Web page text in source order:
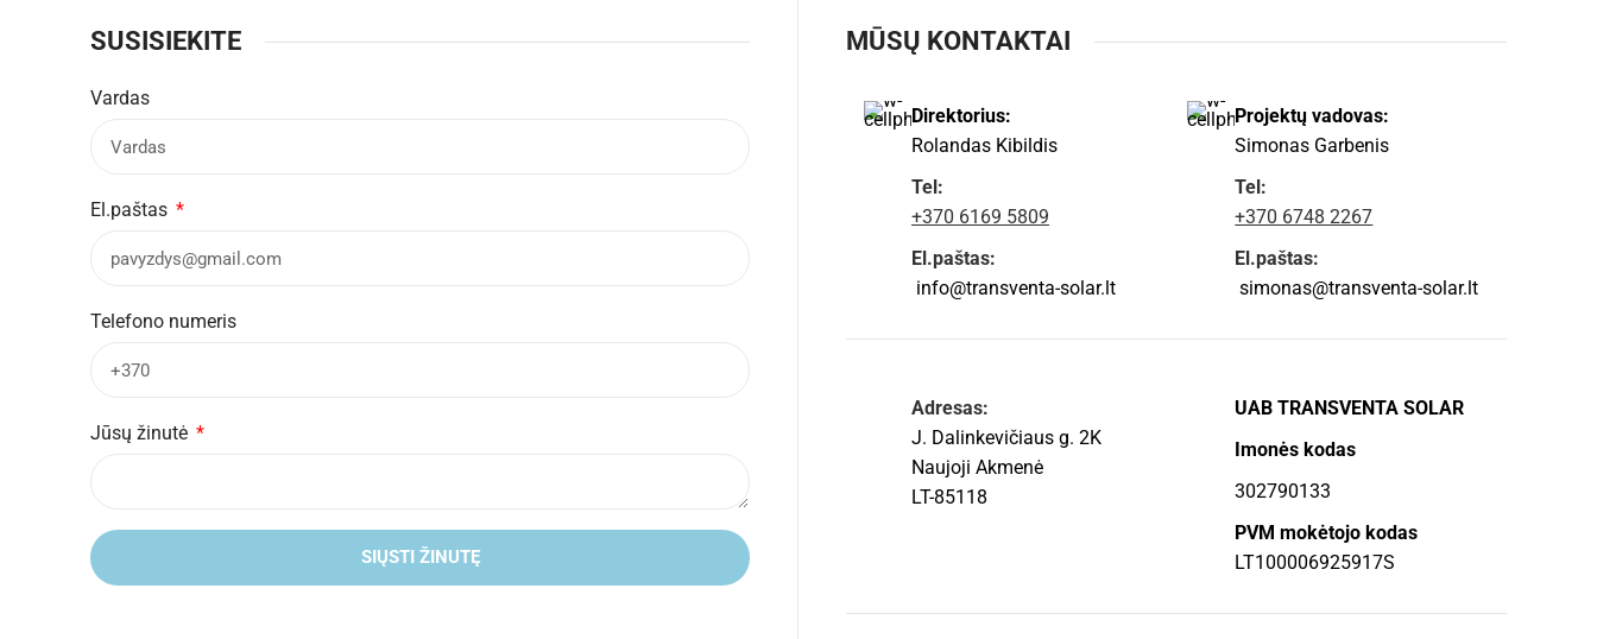
SUSISIEKITE
Vardas
El.paštas
Telefono numeris
Jūsų žinutė
SIŲSTI ŽINUTĘ
MŪSŲ KONTAKTAI
Direktorius:
Rolandas Kibildis
Tel:
+370 6169 5809
El.paštas:
info@transventa-solar.lt
Projektų vadovas:
Simonas Garbenis
Tel:
+370 6748 2267
El.paštas:
simonas@transventa-solar.lt
Adresas:
J. Dalinkevičiaus g. 2K
Naujoji Akmenė
LT-85118
UAB TRANSVENTA SOLAR
Imonės kodas
302790133
PVM mokėtojo kodas
LT100006925917S